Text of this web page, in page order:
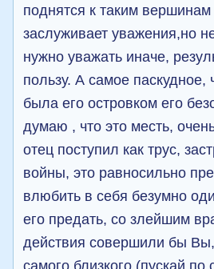
поднятся к таким
заслуживает уважения,но
нужно уважать иначе,
пользу. А самое
была его островком его
думаю , что это месть,
отец поступил как трус,
войны, это равносильно
влюбить в себя безумно
его предать, со злейшим
действия совершили бы
самого близкого (пускай